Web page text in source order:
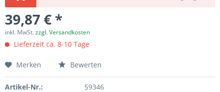
39,87 € *
inkl. MwSt.zzgl. Versandkosten
Lieferzeit ca. 8-10 Tage
Merken Bewerten
Artikel-Nr.: 59346